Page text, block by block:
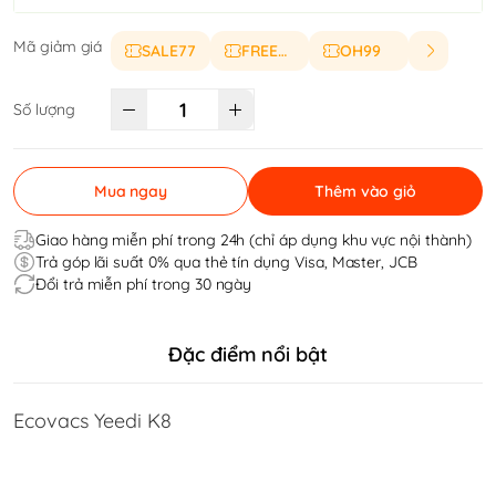
Mã giảm giá SALE77 FREESHIP OH99
Số lượng
Mua ngay Thêm vào giỏ
Giao hàng miễn phí trong 24h (chỉ áp dụng khu vực nội thành)
Trả góp lãi suất 0% qua thẻ tín dụng Visa, Master, JCB
Đổi trả miễn phí trong 30 ngày
Đặc điểm nổi bật
Ecovacs Yeedi K8